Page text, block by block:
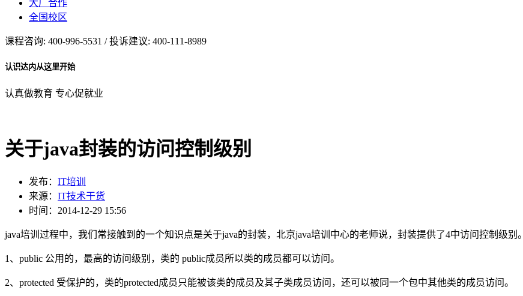
大厂合作
全国校区
课程咨询: 400-996-5531 / 投诉建议: 400-111-8989
认识达内从这里开始
认真做教育 专心促就业
关于java封装的访问控制级别
发布： IT培训
来源： IT技术干货
时间：2014-12-29 15:56
java培训过程中，我们常接触到的一个知识点是关于java的封装，北京java培训中心的老师说，封装提供了4中访问控制级别。
1、public 公用的，最高的访问级别，类的 public成员所以类的成员都可以访问。
2、protected 受保护的，类的protected成员只能被该类的成员及其子类成员访问，还可以被同一个包中其他类的成员访问。